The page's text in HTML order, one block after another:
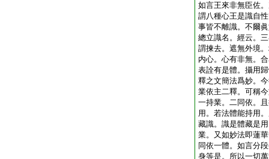
如言王來非無臣佐
謂八種心王是識自
事皆不離識。不爾
總立識名。經云。
謂揀去。遮無外境
内心。心有非無。
表詮有是體。攝用
釋之文簡法爲妙。
業依主二釋。可稱
一持業。二同依。
用。若法體能持用
藏識。識是體藏是
業。又如妙法即蓮
同依一體。如言分
身等是。所以一切